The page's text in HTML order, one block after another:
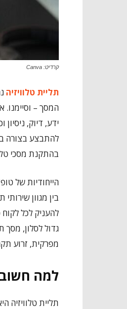
קרדיט: Canva
תליית טלוויזיה
המסך –
ידע, דיוק,
להתבצע בצורה
בהתקנת מסכי
הייחודיות של
בין מגוון
להעניק לכל
גדול לסלון, מסך
מפרקית, זרוע
למה חשוב
תליית טלוויזיה